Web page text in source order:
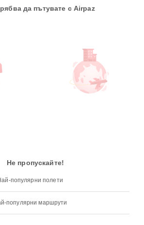
да пътувате с Airpaz
Не пропускайте!
популярни полети
популярни маршрути